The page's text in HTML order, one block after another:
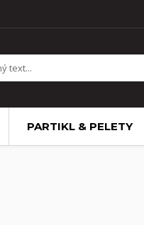
PARTIKL & PELETY